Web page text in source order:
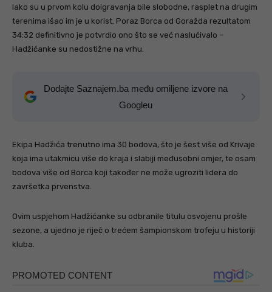
Iako su u prvom kolu doigravanja bile slobodne, rasplet na drugim
terenima išao im je u korist. Poraz Borca od Goražda rezultatom
34:32 definitivno je potvrdio ono što se već naslućivalo –
Hadžićanke su nedostižne na vrhu.
Dodajte Saznajem.ba među omiljene izvore na
Googleu
Ekipa Hadžića trenutno ima 30 bodova, što je šest više od Krivaje
koja ima utakmicu više do kraja i slabiji međusobni omjer, te osam
bodova više od Borca koji također ne može ugroziti lidera do
završetka prvenstva.
Ovim uspjehom Hadžićanke su odbranile titulu osvojenu prošle
sezone, a ujedno je riječ o trećem šampionskom trofeju u historiji
kluba.